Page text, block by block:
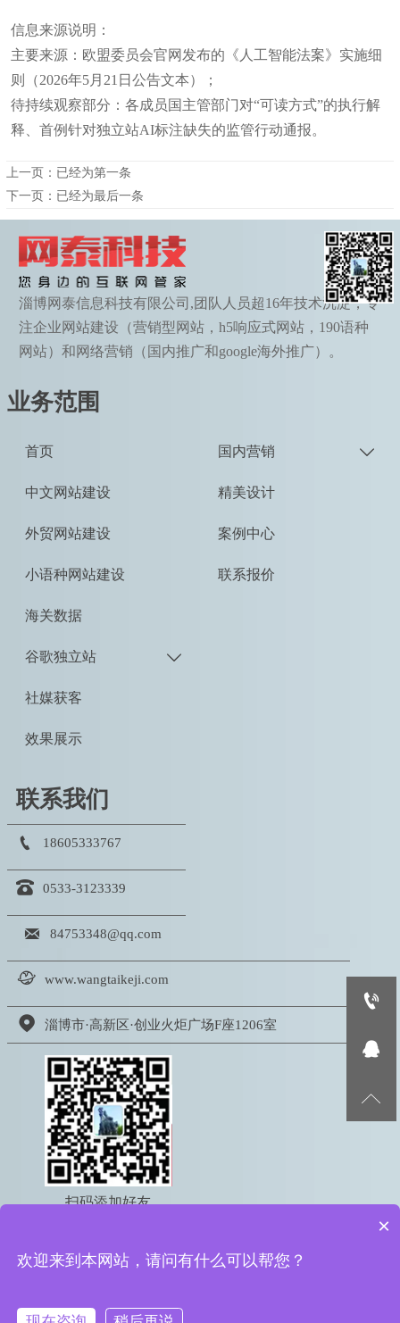
信息来源说明：
主要来源：欧盟委员会官网发布的《人工智能法案》实施细
则（2026年5月21日公告文本）；
待持续观察部分：各成员国主管部门对“可读方式”的执行解
释、首例针对独立站AI标注缺失的监管行动通报。
上一页：已经为第一条
下一页：已经为最后一条
淄博网泰信息科技有限公司,团队人员超16年技术沉淀，专
注企业网站建设（营销型网站，h5响应式网站，190语种
网站）和网络营销（国内推广和google海外推广）。
业务范围
首页
中文网站建设
外贸网站建设
小语种网站建设
海关数据
谷歌独立站 
社媒获客
效果展示
国内营销 
精美设计
案例中心
联系报价
联系我们
 18605333767
 0533-3123339
 84753348@qq.com
 www.wangtaikeji.com
 淄博市·高新区·创业火炬广场F座1206室
扫码添加好友
鲁公网安备 37039002000615号



×
欢迎来到本网站，请问有什么可以帮您？